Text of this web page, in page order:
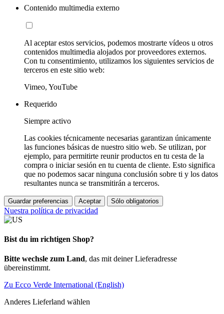
Contenido multimedia externo
Al aceptar estos servicios, podemos mostrarte vídeos u otros
contenidos multimedia alojados por proveedores externos.
Con tu consentimiento, utilizamos los siguientes servicios de
terceros en este sitio web:
Vimeo, YouTube
Requerido
Siempre activo
Las cookies técnicamente necesarias garantizan únicamente
las funciones básicas de nuestro sitio web. Se utilizan, por
ejemplo, para permitirte reunir productos en tu cesta de la
compra o iniciar sesión en tu cuenta de cliente. Esto significa
que no podemos sacar ninguna conclusión sobre ti y los datos
resultantes nunca se transmitirán a terceros.
Guardar preferencias Aceptar Sólo obligatorios
Nuestra política de privacidad
Bist du im richtigen Shop?
Bitte wechsle zum Land, das mit deiner Lieferadresse
übereinstimmt.
Zu Ecco Verde International (English)
Anderes Lieferland wählen